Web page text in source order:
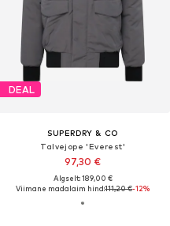
DEAL
SUPERDRY & CO
Talvejope 'Everest'
97,30 €
Algselt: 189,00 €
Viimane madalaim hind:111,20 €-12%